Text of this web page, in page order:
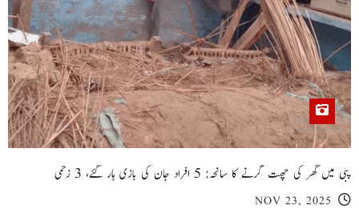
پبی میں گھر کی چھت گرنے کا سانحہ: 5 افراد جان کی بازی ہار گئے، 3 زخمی
NOV 23, 2025